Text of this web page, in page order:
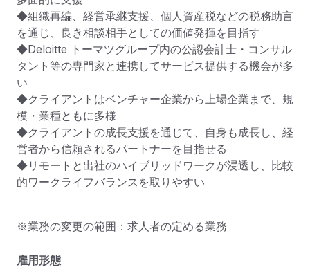
◆組織再編、経営承継支援、個人資産税などの税務助言
を通じ、良き相談相手としての価値発揮を目指す
◆Deloitte トーマツグループ内の公認会計士・コンサル
タント等の専門家と連携してサービス提供する機会が多
い
◆クライアントはベンチャー企業から上場企業まで、規
模・業種ともに多様
◆クライアントの成長支援を通じて、自身も成長し、経
営者から信頼されるパートナーを目指せる
◆リモートと出社のハイブリッドワークが浸透し、比較
的ワークライフバランスを取りやすい
※業務の変更の範囲：求人者の定める業務
雇用形態